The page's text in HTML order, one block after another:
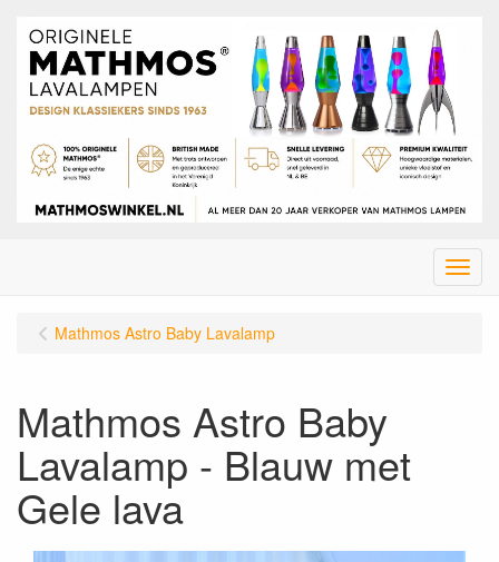
Menu
Mathmos Astro Baby Lavalamp
Mathmos Astro Baby
Lavalamp - Blauw met
Gele lava